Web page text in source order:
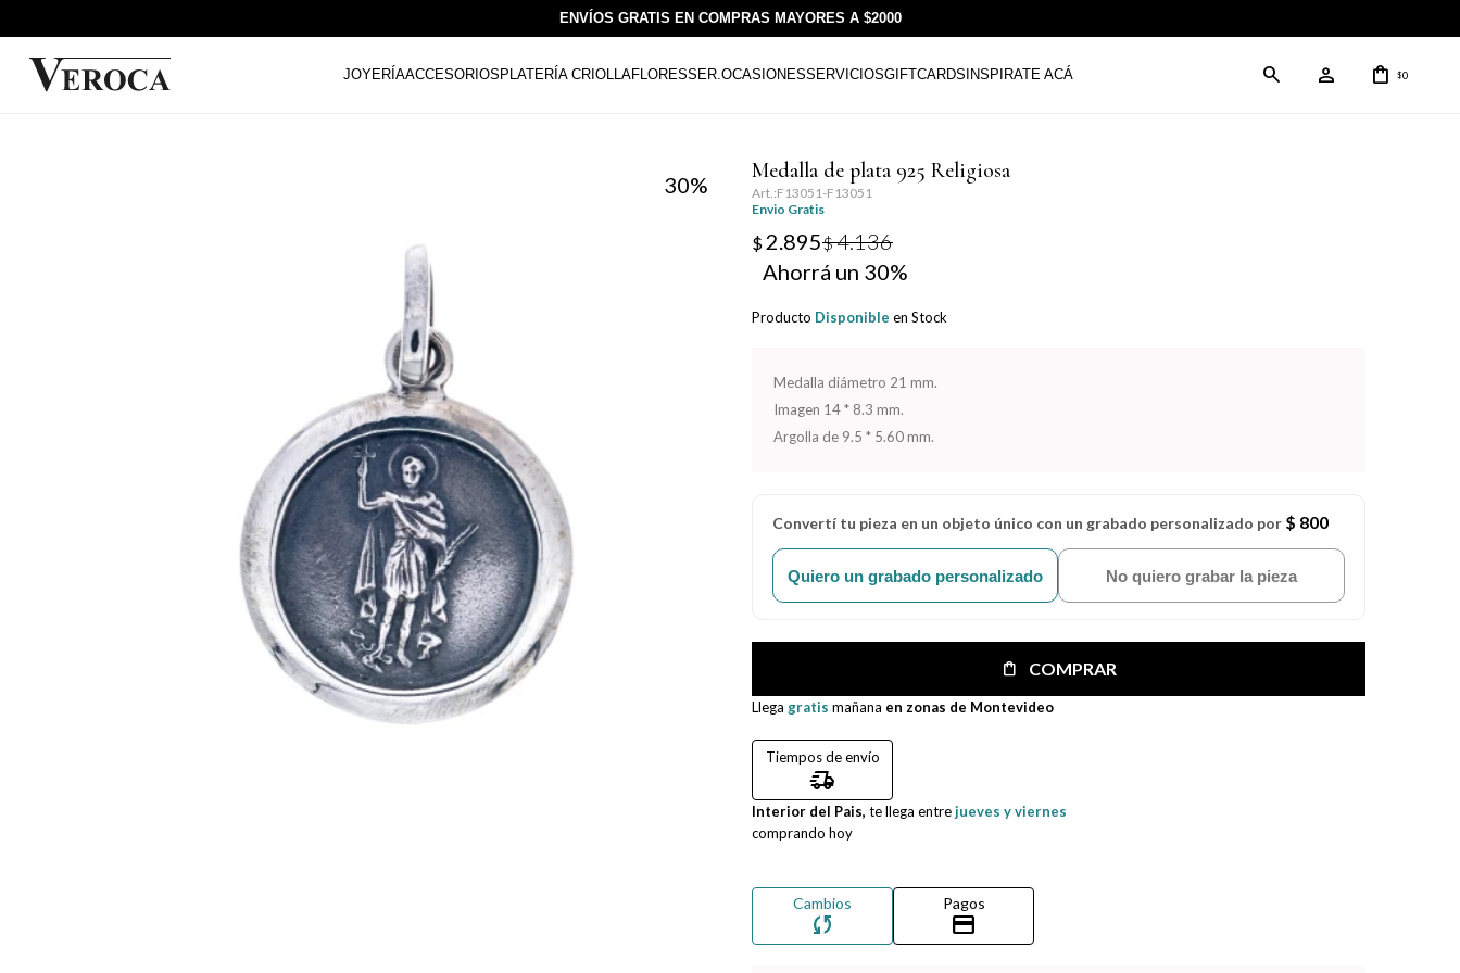
ENVÍOS GRATIS EN COMPRAS MAYORES A $2000
JOYERÍAACCESORIOS PLATERÍA CRIOLLAFLORESSER.OCASIONESSERVICIOSGIFTCARDS INSPIRATE ACÁ $0
30
Medalla de plata 925 Religiosa
F13051-F13051
Envio Gratis
$ 2.895$4.136
30
Producto Disponible en Stock
Medalla diámetro 21 mm.
Imagen 14 * 8.3 mm.
Argolla de 9.5 * 5.60 mm.
Convertí tu pieza en un objeto único con un grabado personalizado por $ 800
Quiero un grabado personalizado No quiero grabar la pieza
COMPRAR
Llega gratis mañana en zonas de Montevideo
Tiempos de envío
delivery_truck_speed
Interior del Pais, te llega entrejueves y viernes
comprando hoy
Cambios
sync
Pagos
credit_card